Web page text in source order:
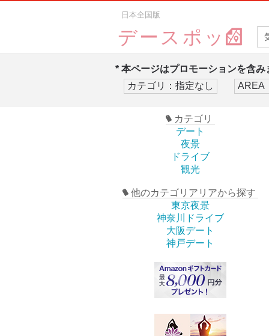
日本全国版
デースポッ
* 本ページはプロモーションを含み
カテゴリ
デート
夜景
ドライブ
観光
他のカテゴリアリアから探す
東京夜景
神奈川ドライブ
大阪デート
神戸デート